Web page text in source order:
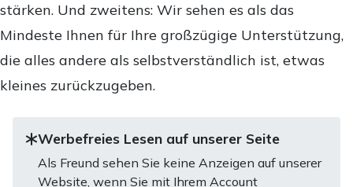
stärken. Und zweitens: Wir sehen es als das
Mindeste Ihnen für Ihre großzügige Unterstützung,
die alles andere als selbstverständlich ist, etwas
kleines zurückzugeben.
Werbefreies Lesen auf unserer Seite
Als Freund sehen Sie keine Anzeigen auf unserer
Website, wenn Sie mit Ihrem Account